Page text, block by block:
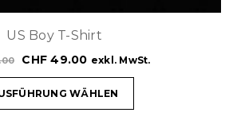
US Boy T-Shirt
CHF 49.00 exkl. MwSt.
WÄHLEN